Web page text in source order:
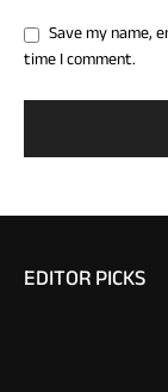
Save my name,
time I comment.
EDITOR PICKS